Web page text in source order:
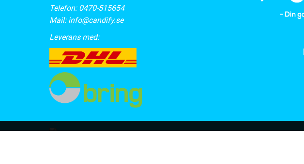
Telefon: 0470-515654
Mail: info@candify.se
Leverans med: